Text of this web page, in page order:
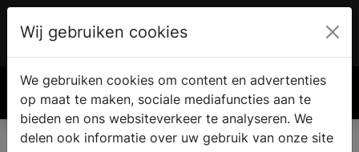
€ 0.00
Wij gebruiken cookies
We gebruiken cookies om content en advertenties
op maat te maken, sociale mediafuncties aan te
bieden en ons websiteverkeer te analyseren. We
delen ook informatie over uw gebruik van onze site